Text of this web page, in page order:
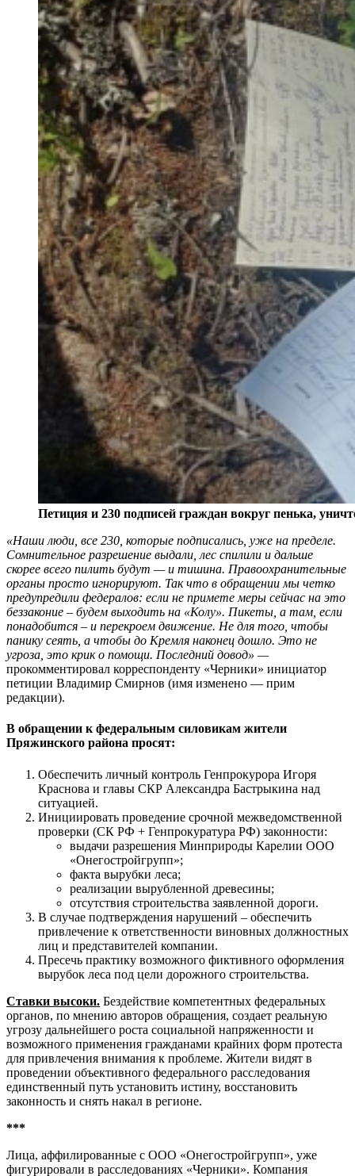
Петиция и 230 подписей граждан вокруг пенька,
«Наши люди, все 230, которые подписались, уже на пределе.
Сомнительное разрешение выдали, лес спилили и дальше
скорее всего пилить будут — и тишина. Правоохранительные
органы просто игнорируют. Так что в обращении мы четко
предупредили федералов: если не примете меры сейчас на это
беззаконие – будем выходить на «Колу». Пикеты, а там, если
понадобится – и перекроем движение. Не для того, чтобы
панику сеять, а чтобы до Кремля наконец дошло. Это не
угроза, это крик о помощи. Последний довод» —
прокомментировал корреспонденту «Черники» инициатор
петиции Владимир Смирнов (имя изменено — прим
редакции).
В обращении к федеральным силовикам жители
Пряжинского района просят:
Обеспечить личный контроль Генпрокурора Игоря
Краснова и главы СКР Александра Бастрыкина над
ситуацией.
Инициировать проведение срочной межведомственной
проверки (СК РФ + Генпрокуратура РФ) законности:
выдачи разрешения Минприроды Карелии ООО
«Онегостройгрупп»;
факта вырубки леса;
реализации вырубленной древесины;
отсутствия строительства заявленной дороги.
В случае подтверждения нарушений – обеспечить
привлечение к ответственности виновных должностных
лиц и представителей компании.
Пресечь практику возможного фиктивного оформления
вырубок леса под цели дорожного строительства.
Ставки высоки. Бездействие компетентных федеральных
органов, по мнению авторов обращения, создает реальную
угрозу дальнейшего роста социальной напряженности и
возможного применения гражданами крайних форм протеста
для привлечения внимания к проблеме. Жители видят в
проведении объективного федерального расследования
единственный путь установить истину, восстановить
законность и снять накал в регионе.
***
Лица, аффилированные с ООО «Онегостройгрупп», уже
фигурировали в расследованиях «Черники». Компания